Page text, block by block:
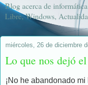
Blog acerca de
Libre, Windows,
miércoles, 26 de diciembre
Lo que nos dejó
¡No he abandonado